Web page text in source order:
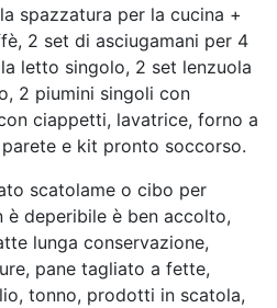
spazzatura per la cucina +
2 set di asciugamani per 4
letto singolo, 2 set lenzuola
2 piumini singoli con
ciappetti, lavatrice, forno a
e kit pronto soccorso.
scatolame o cibo per
è deperibile è ben accolto,
lunga conservazione,
pane tagliato a fette,
tonno, prodotti in scatola,